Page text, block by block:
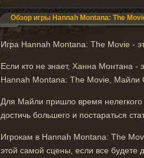
Обзор игры Hannah Montana: The
Игра Hannah Montana: The Movie -
Если кто не знает, Ханна Монтана -
Hannah Montana: The Movie, Майли
Для Майли пришло время нелегкого
достичь большего и постараться
Игрокам в Hannah Montana: The
этой самой сцены, если все будете